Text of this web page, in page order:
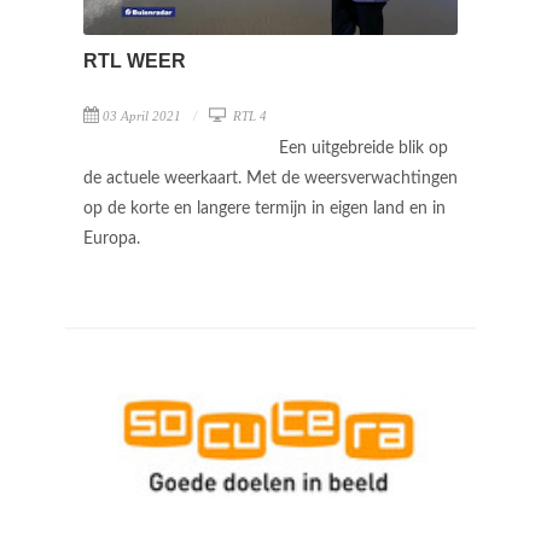
RTL WEER
03 April 2021 RTL 4
Een uitgebreide blik op
de actuele weerkaart. Met de weersverwachtingen
op de korte en langere termijn in eigen land en in
Europa.